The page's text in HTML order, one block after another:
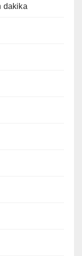
dakika